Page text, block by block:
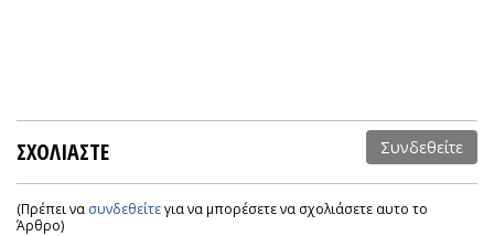
ΣΧΟΛΙΑΣΤΕ Συνδεθείτε
(Πρέπει να συνδεθείτεγια να μπορέσετε να σχολιάσετε αυτο το
Άρθρο)